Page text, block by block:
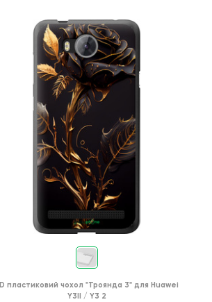
пластиковий чохол "Троянда 3" для Huawei
Y3II / Y3 2